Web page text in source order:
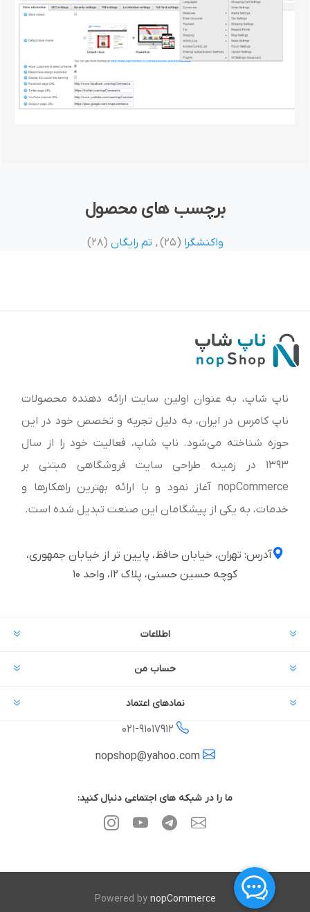
برچسب های محصول
واکنشگرا (25)
, تم رایگان (28)
ناپ شاپ، به عنوان اولین سایت ارائه‌ دهنده محصولات
ناپ کامرس در ایران، به دلیل تجربه و تخصص خود در این
حوزه شناخته می‌شود. ناپ شاپ، فعالیت خود را از سال
1393 در زمینه طراحی سایت فروشگاهی مبتنی بر
nopCommerce آغاز نمود و با ارائه بهترین راهکارها و
خدمات، به یکی از پیشگامان این صنعت تبدیل شده است.
آدرس: تهران، خیابان حافظ، پایین تر از خیابان جمهوری،
کوچه حسین حسنی، پلاک ۱۲، واحد ۱۰
اطلاعات
حساب من
نمادهای اعتماد
021-91017912
ما را در شبکه های اجتماعی دنبال کنید:
Powered by nopCommerce